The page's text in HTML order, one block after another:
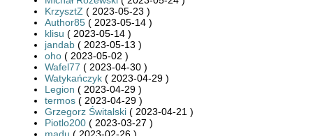
KrzysztZ ( 2023-05-23 )
Author85 ( 2023-05-14 )
klisu ( 2023-05-14 )
jandab ( 2023-05-13 )
oho ( 2023-05-02 )
Wafel77 ( 2023-04-30 )
Watykańczyk ( 2023-04-29 )
Legion ( 2023-04-29 )
termos ( 2023-04-29 )
Grzegorz Świtalski ( 2023-04-21 )
Piotlo200 ( 2023-03-27 )
madu ( 2023-02-26 )